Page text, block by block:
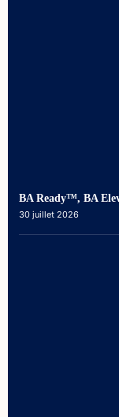
BA Ready™, BA
30 juillet 2026